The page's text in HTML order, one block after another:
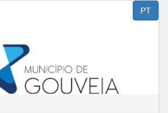
PT